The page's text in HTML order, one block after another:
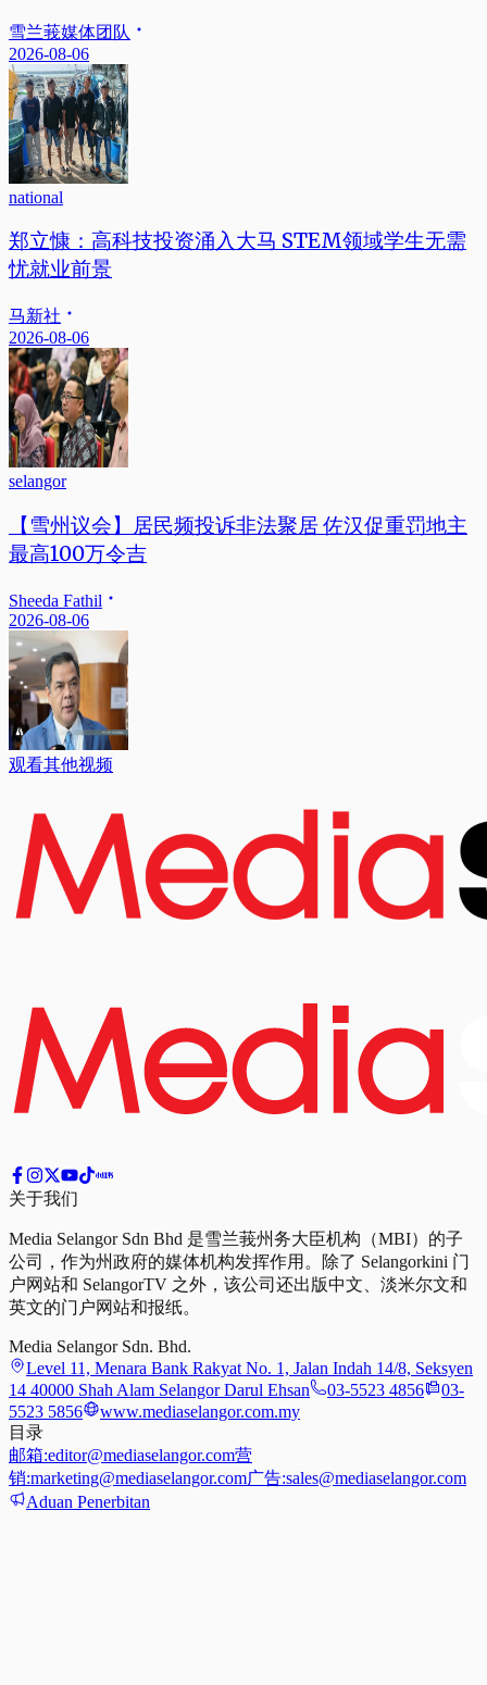
雪兰莪媒体团队
2026-08-06
national
郑立慷：高科技投资涌入大马 STEM领域学生无需
忧就业前景
马新社
2026-08-06
selangor
【雪州议会】居民频投诉非法聚居 佐汉促重罚地主
最高100万令吉
Sheeda Fathil
2026-08-06
观看其他视频
关于我们
Media Selangor Sdn Bhd 是雪兰莪州务大臣机构（MBI）的子
公司，作为州政府的媒体机构发挥作用。除了 Selangorkini 门
户网站和 SelangorTV 之外，该公司还出版中文、淡米尔文和
英文的门户网站和报纸。
Media Selangor Sdn. Bhd.
Level 11, Menara Bank Rakyat No. 1, Jalan Indah 14/8, Seksyen
14 40000 Shah Alam Selangor Darul Ehsan
03-5523 4856
03-
5523 5856
www.mediaselangor.com.my
目录
邮箱:editor@mediaselangor.com营
销:marketing@mediaselangor.com广告:sales@mediaselangor.com
Aduan Penerbitan